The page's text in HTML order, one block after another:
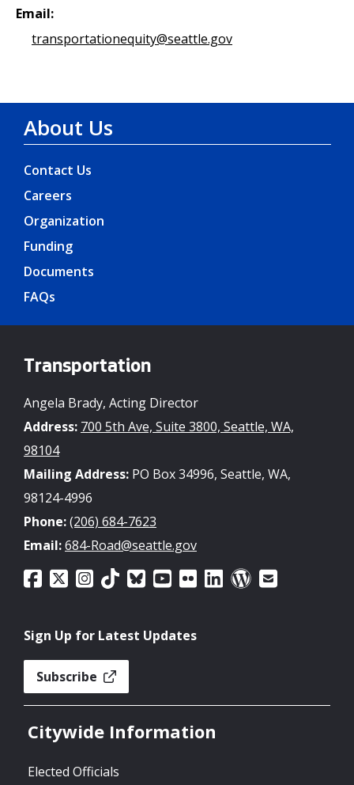
Email:
transportationequity@seattle.gov
About Us
Contact Us
Careers
Organization
Funding
Documents
FAQs
Transportation
Angela Brady, Acting Director
Address: 700 5th Ave, Suite 3800, Seattle, WA,
98104
Mailing Address: PO Box 34996, Seattle, WA,
98124-4996
Phone:(206) 684-7623
Email:684-Road@seattle.gov
Sign Up for Latest Updates
Subscribe
Citywide Information
Elected Officials